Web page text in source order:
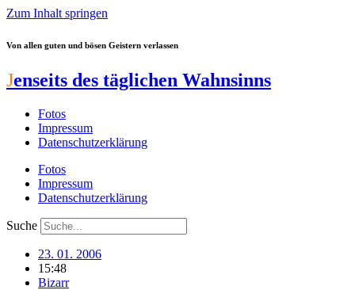
Zum Inhalt springen
Von allen guten und bösen Geistern verlassen
Jenseits des täglichen Wahnsinns
Fotos
Impressum
Datenschutzerklärung
Fotos
Impressum
Datenschutzerklärung
Suche
23. 01. 2006
15:48
Bizarr